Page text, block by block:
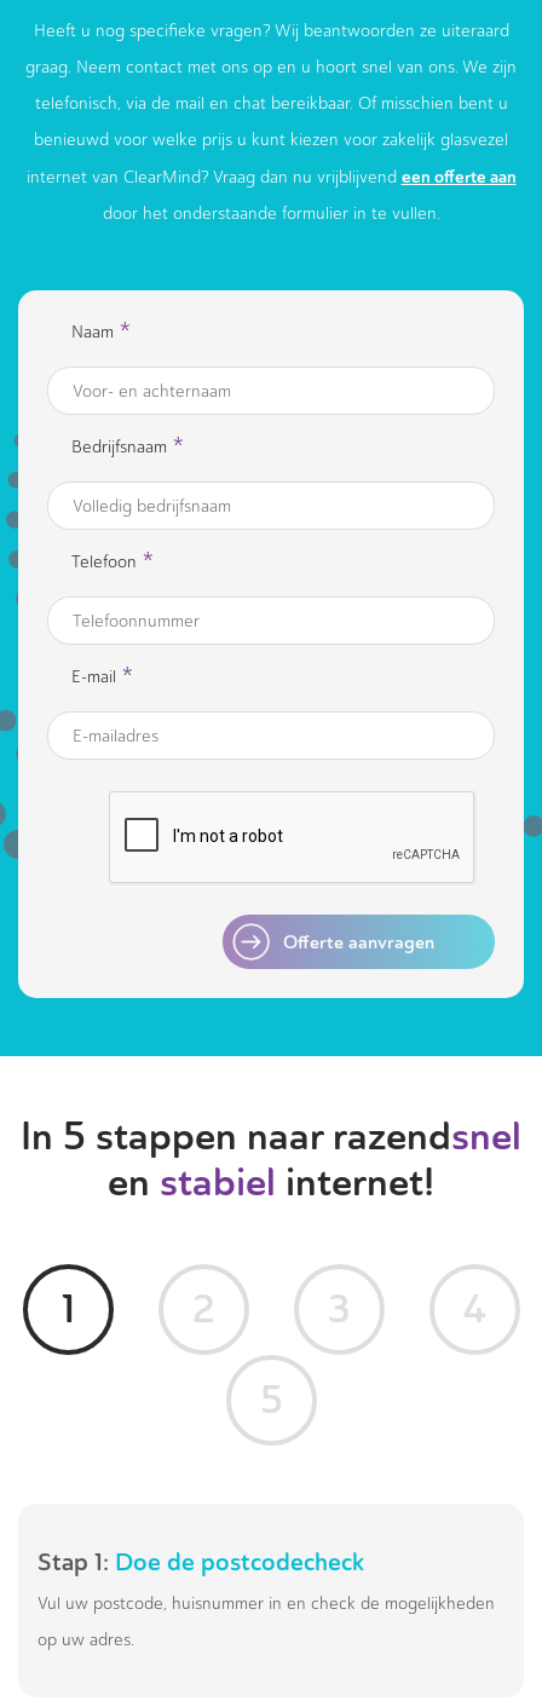
Heeft u nog specifieke vragen? Wij beantwoorden ze uiteraard
graag. Neem contact met ons op en u hoort snel van ons. We zijn
telefonisch, via de mail en chat bereikbaar. Of misschien bent u
benieuwd voor welke prijs u kunt kiezen voor zakelijk glasvezel
internet van ClearMind? Vraag dan nu vrijblijvend een offerte aan
door het onderstaande formulier in te vullen.
Naam *
Bedrijfsnaam *
Telefoon *
E-mail *
Offerte aanvragen
In 5 stappen naar razendsnel
en stabiel internet!
1 2 3
4
5
Stap 1: Doe de postcodecheck
Vul uw postcode, huisnummer in en check de mogelijkheden
op uw adres.